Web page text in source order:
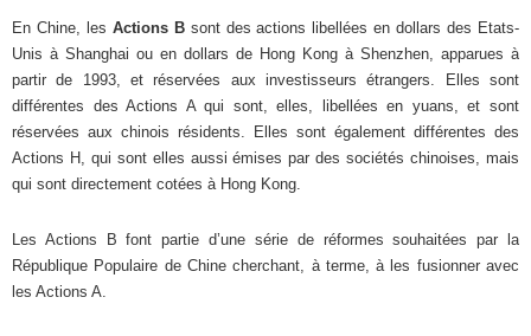
En Chine, les Actions Bsont des actions libellées en dollars des Etats-
Unis à Shanghai ou en dollars de Hong Kong à Shenzhen, apparues à
partir de 1993, et réservées aux investisseurs étrangers. Elles sont
différentes des Actions A qui sont, elles, libellées en yuans, et sont
réservées aux chinois résidents. Elles sont également différentes des
Actions H, qui sont elles aussi émises par des sociétés chinoises, mais
qui sont directement cotées à Hong Kong.
Les Actions B font partie d’une série de réformes souhaitées par la
République Populaire de Chine cherchant, à terme, à les fusionner avec
les Actions A.